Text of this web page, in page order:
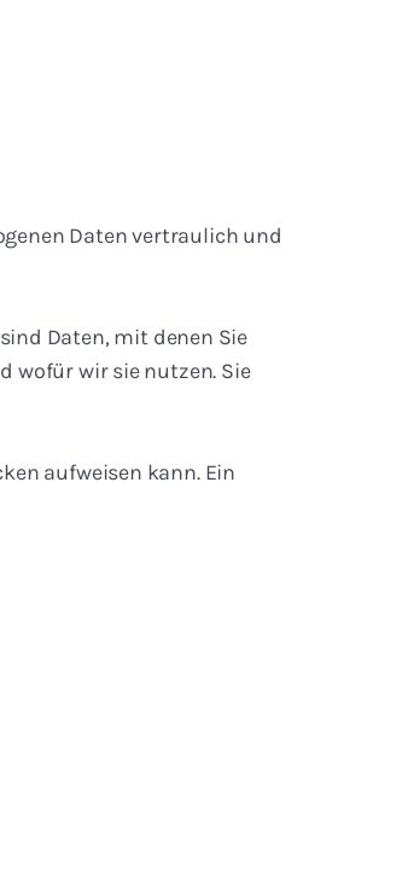
Daten vertraulich und
Daten, mit denen Sie
wofür wir sie nutzen. Sie
aufweisen kann. Ein